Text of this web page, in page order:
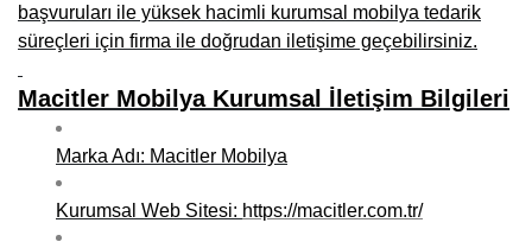
Tekirdağ Mobilyacılar, Mobilya İmalatçıları, Mağazaları
Nevşehir Mobilyacılar, Mobilya İmalatçıları, Mağazaları
Ordu Mobilya Mağazaları, İmalatçıları, Mobilyacılar
Rize Mobilyacılar, Mobilya İmalatçıları, Mağazaları
başvuruları ile yüksek hacimli kurumsal mobilya tedarik
süreçleri için firma ile doğrudan iletişime geçebilirsiniz.
Macitler Mobilya Kurumsal İletişim Bilgileri
Marka Adı: Macitler Mobilya
Kurumsal Web Sitesi: https://macitler.com.tr/